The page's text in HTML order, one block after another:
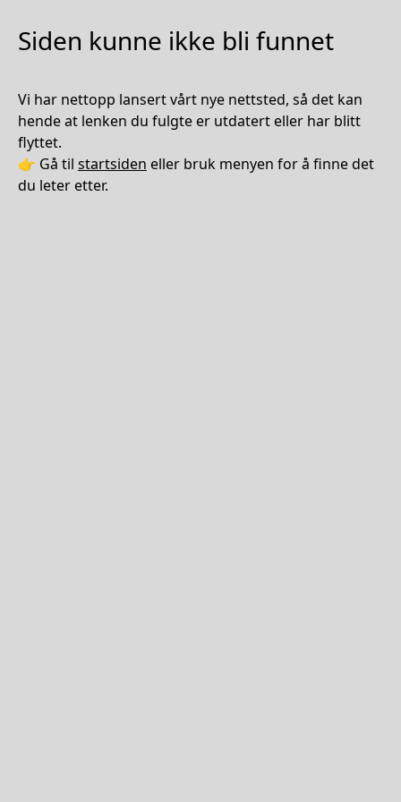
Siden kunne ikke bli funnet
Vi har nettopp lansert vårt nye nettsted, så det kan
hende at lenken du fulgte er utdatert eller har blitt
flyttet.
👉 Gå til startsiden eller bruk menyen for å finne det
du leter etter.